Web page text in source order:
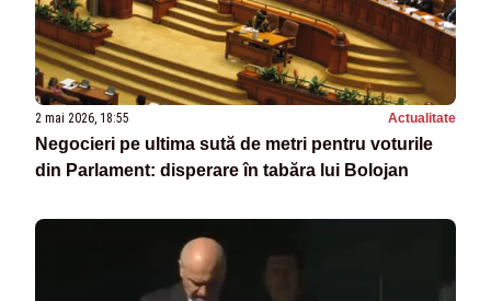
2 mai 2026, 18:55 Actualitate
Negocieri pe ultima sută de metri pentru voturile
din Parlament: disperare în tabăra lui Bolojan